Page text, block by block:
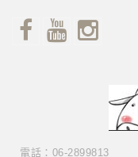
電話：06-2899813